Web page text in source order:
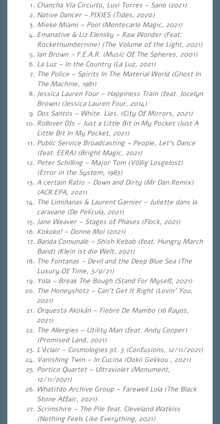
Chancha Via Circuito, Luvi Torres – Sano (2021)
Native Dancer – PIXIES (Tides, 2020)
Mieke Miami – Pool (Montecarlo Magic, 2021)
Emanative & Liz Elensky – Raw Wonder (Feat.
Rocketnumbernine) (The Volume of the Light, 2021)
Ian Brown – F.E.A.R. (Music Of The Spheres, 2001)
La Luz – In the Country (La Luz, 2021)
The Police – Spirits In The Material World (Ghost In
The Machine, 1981)
Jessica Lauren Four – Happiness Train (feat. Jocelyn
Brown) (Jessica Lauren Four, 2014)
Dos Santos – White. Lies. (City Of Mirrors, 2021)
Rollover DJs – Just a Little Bit in My Pocket (Just A
Little Bit In My Pocket, 2021)
Public Service Broadcasting – People, Let’s Dance
(feat. EERA) (Bright Magic, 2021)
Peter Schilling – Major Tom (Völlig Losgelost)
(Error in the System, 1983)
A certain Ratio – Down and Dirty (Mr Dan Remix)
(ACR.EPA, 2021)
The Limiñanas & Laurent Garnier – Juliette dans la
caravane (De Película, 2021)
Jane Weaver – Stages of Phases (Flock, 2021)
Kokoko! – Donne Moi (2021)
Banda Comunale – Shish Kebab (feat. Hungry March
Band) (Klein ist die Welt, 2021)
The Fontanas – Devil and the Deep Blue Sea (The
Luxury Of Time, 3/9/21)
Yola – Break The Bough (Stand For Myself, 2021)
The Honeyshotz – Can’t Get It Right (Lovin’ You,
2021)
Orquesta Akokán – Fiebre De Mambo (16 Rayos,
2021)
The Allergies – Utility Man (feat. Andy Cooper)
(Promised Land, 2021)
L’éclair – Cosmologies pt. 3 (Confusions, 12/11/2021)
Vanishing Twin – In Cucina (Ookii Gekkou , 2021)
Portico Quartet – Ultraviolet (Monument,
12/11/2021)
Whatitdo Archive Group – Farewell Lola (The Black
Stone Affair, 2021)
Scrimshire – The Pile feat. Cleveland Watkiss
(Nothing Feels Like Everything, 2021)